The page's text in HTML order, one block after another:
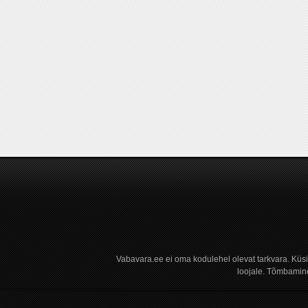
Vabavara.ee ei oma kodulehel olevat tarkvara.
loojale.